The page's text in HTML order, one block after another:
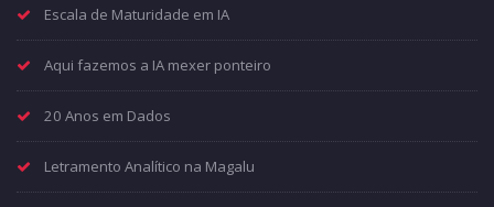
Escala de Maturidade em IA
Aqui fazemos a IA mexer ponteiro
20 Anos em Dados
Letramento Analítico na Magalu